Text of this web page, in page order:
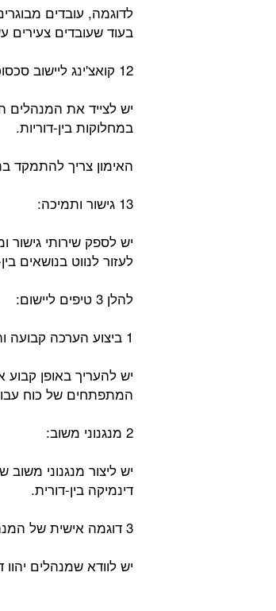
לדוגמה, עובדים
בעוד שעובדים צעירים
12 קואצ'ינג ליישוב סכסוכים:
יש לצייד את המנהלים
במחלוקות בין-דוריות.
האימון צריך להתמקד
13 גישור ותמיכה:
יש לספק שירותי גישור
לעזור לנווט בנושאים
להלן 3 טיפים ליישום:
1 ביצוע הערכה קבועה והתאמת מדיניות:
יש להעריך באופן
המתפתחים של כוח
2 מנגנוני משוב:
יש ליצור מנגנוני
דינמיקה בין-דורית.
3 דוגמה אישית של המנהלים:
יש לוודא שמנהלים יהוו